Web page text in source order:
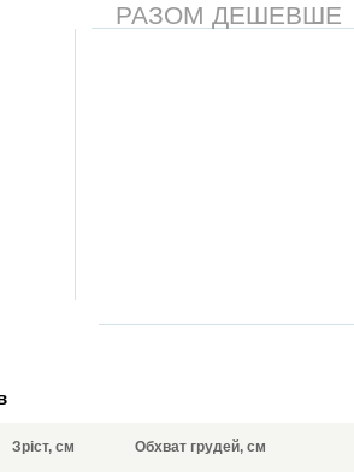
РАЗОМ ДЕШЕВШЕ
Зріст, см Обхват грудей, см